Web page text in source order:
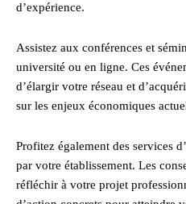
d’expérience.
Assistez aux conférences et
université ou en ligne. Ces
d’élargir votre réseau et
sur les enjeux économiques
Profitez également des services
par votre établissement. Les
réfléchir à votre projet